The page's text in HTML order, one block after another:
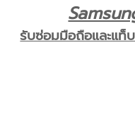
รับซ่อมมือถือและแท็